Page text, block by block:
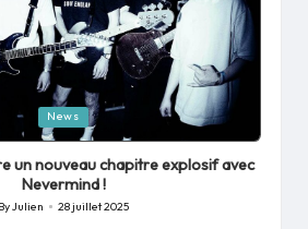
News
un nouveau chapitre explosif avec
Nevermind !
Posted
ByJulien 28 juillet 2025